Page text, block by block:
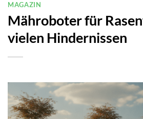
MAGAZIN
Mähroboter für
vielen Hindernissen